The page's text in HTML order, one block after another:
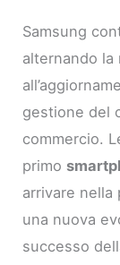
Samsung
alternando
gestione del
commercio.
primo
arrivare nella
una nuova
successo